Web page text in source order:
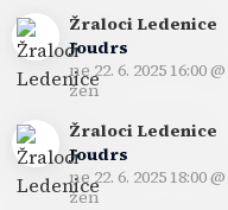
Žraloci Ledenice
Joudrs
ne 22. 6. 2025 16:00 @
žen
Žraloci Ledenice
Joudrs
ne 22. 6. 2025 18:00 @
žen